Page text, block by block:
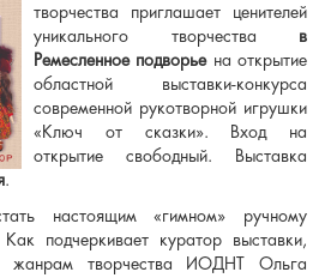
творчества приглашает ценителей
уникального творчества в
Ремесленное подворьена открытие
областной выставки-конкурса
современной рукотворной игрушки
«Ключ от сказки». Вход на
открытие свободный. Выставка
.
настоящим «гимном» ручному
подчеркивает куратор выставки,
жанрам творчества ИОДНТ Ольга